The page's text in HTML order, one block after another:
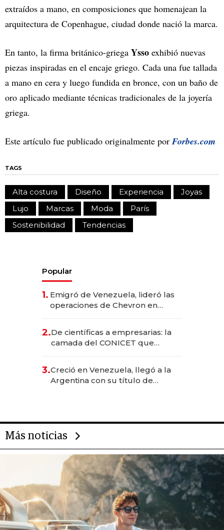
extraídos a mano, en composiciones que homenajean la
arquitectura de Copenhague, ciudad donde nació la marca.
En tanto, la firma británico-griega Ysso exhibió nuevas
piezas inspiradas en el encaje griego. Cada una fue tallada
a mano en cera y luego fundida en bronce, con un baño de
oro aplicado mediante técnicas tradicionales de la joyería
griega.
Este artículo fue publicado originalmente por Forbes.com
TAGS
Alta costura Diseño Experiencia
Joyas
Lujo
Marcas Moda
París
Sostenibilidad
Tendencias
Popular
1. Emigró de Venezuela, lideró las
operaciones de Chevron en
2.De científicas a empresarias: la
camada del CONICET que
3.Creció en Venezuela, llegó a la
Argentina con su título de
Más noticias